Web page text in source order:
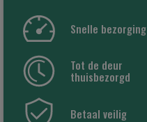
Snelle bezorging
Tot de deur
thuisbezorgd
Betaal veilig